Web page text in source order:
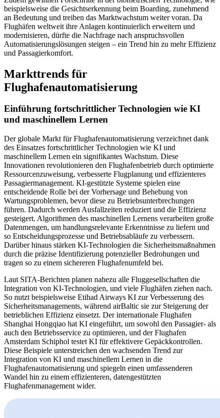
beispielsweise die Gesichtserkennung beim Boarding, zunehmend
an Bedeutung und treiben das Marktwachstum weiter voran. Da
Flughäfen weltweit ihre Anlagen kontinuierlich erweitern und
modernisieren, dürfte die Nachfrage nach anspruchsvollen
Automatisierungslösungen steigen – ein Trend hin zu mehr Effizienz
und Passagierkomfort.
Markttrends für
Flughafenautomatisierung
Einführung fortschrittlicher Technologien wie KI
und maschinellem Lernen
Der globale Markt für Flughafenautomatisierung verzeichnet dank
des Einsatzes fortschrittlicher Technologien wie KI und
maschinellem Lernen ein signifikantes Wachstum. Diese
Innovationen revolutionieren den Flughafenbetrieb durch optimierte
Ressourcenzuweisung, verbesserte Flugplanung und effizienteres
Passagiermanagement. KI-gestützte Systeme spielen eine
entscheidende Rolle bei der Vorhersage und Behebung von
Wartungsproblemen, bevor diese zu Betriebsunterbrechungen
führen. Dadurch werden Ausfallzeiten reduziert und die Effizienz
gesteigert. Algorithmen des maschinellen Lernens verarbeiten große
Datenmengen, um handlungsrelevante Erkenntnisse zu liefern und
so Entscheidungsprozesse und Betriebsabläufe zu verbessern.
Darüber hinaus stärken KI-Technologien die Sicherheitsmaßnahmen
durch die präzise Identifizierung potenzieller Bedrohungen und
tragen so zu einem sichereren Flughafenumfeld bei.
Laut SITA-Berichten planen nahezu alle Fluggesellschaften die
Integration von KI-Technologien, und viele Flughäfen ziehen nach.
So nutzt beispielsweise Etihad Airways KI zur Verbesserung des
Sicherheitsmanagements, während airBaltic sie zur Steigerung der
betrieblichen Effizienz einsetzt. Der internationale Flughafen
Shanghai Hongqiao hat KI eingeführt, um sowohl den Passagier- als
auch den Betriebsservice zu optimieren, und der Flughafen
Amsterdam Schiphol testet KI für effektivere Gepäckkontrollen.
Diese Beispiele unterstreichen den wachsenden Trend zur
Integration von KI und maschinellem Lernen in die
Flughafenautomatisierung und spiegeln einen umfassenderen
Wandel hin zu einem effizienteren, datengestützten
Flughafenmanagement wider.